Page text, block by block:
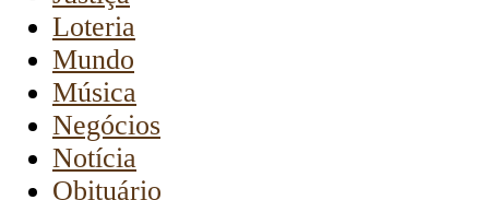
Loteria
Mundo
Música
Negócios
Notícia
Obituário